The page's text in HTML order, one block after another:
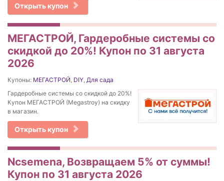
Открыть купон
МЕГАСТРОЙ, Гардеробные системы со
скидкой до 20%! Купон по 31 августа
2026
Купоны: МЕГАСТРОЙ, DIY, Для сада
Гардеробные системы со скидкой до 20%!
Купон МЕГАСТРОЙ (Megastroy) на скидку
в магазин.
Открыть купон
Ncsemena, Возвращаем 5% от суммы!
Купон по 31 августа 2026